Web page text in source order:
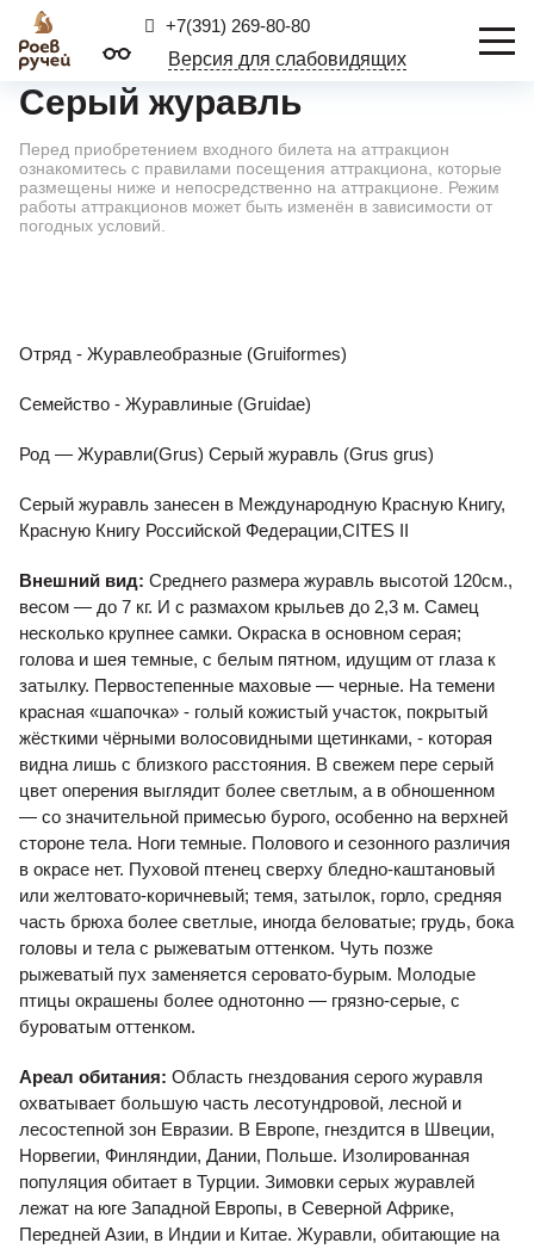
+7(391) 269-80-80
Версия для слабовидящих
Серый журавль
Перед приобретением входного билета на аттракцион
ознакомитесь с правилами посещения аттракциона, которые
размещены ниже и непосредственно на аттракционе. Режим
работы аттракционов может быть изменён в зависимости от
погодных условий.
Отряд - Журавлеобразные (Gruiformes)
Семейство - Журавлиные (Gruidae)
Род — Журавли(Grus) Серый журавль (Grus grus)
Серый журавль занесен в Международную Красную Книгу,
Красную Книгу Российской Федерации,CITES II
Внешний вид: Среднего размера журавль высотой 120см.,
весом — до 7 кг. И с размахом крыльев до 2,3 м. Самец
несколько крупнее самки. Окраска в основном серая;
голова и шея темные, с белым пятном, идущим от глаза к
затылку. Первостепенные маховые — черные. На темени
красная «шапочка» - голый кожистый участок, покрытый
жёсткими чёрными волосовидными щетинками, - которая
видна лишь с близкого расстояния. В свежем пере серый
цвет оперения выглядит более светлым, а в обношенном
— со значительной примесью бурого, особенно на верхней
стороне тела. Ноги темные. Полового и сезонного различия
в окрасе нет. Пуховой птенец сверху бледно-каштановый
или желтовато-коричневый; темя, затылок, горло, средняя
часть брюха более светлые, иногда беловатые; грудь, бока
головы и тела с рыжеватым оттенком. Чуть позже
рыжеватый пух заменяется серовато-бурым. Молодые
птицы окрашены более однотонно — грязно-серые, с
буроватым оттенком.
Ареал обитания: Область гнездования серого журавля
охватывает большую часть лесотундровой, лесной и
лесостепной зон Евразии. В Европе, гнездится в Швеции,
Норвегии, Финляндии, Дании, Польше. Изолированная
популяция обитает в Турции. Зимовки серых журавлей
лежат на юге Западной Европы, в Северной Африке,
Передней Азии, в Индии и Китае. Журавли, обитающие на